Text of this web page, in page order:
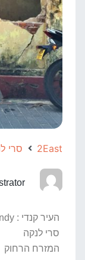
2East סרי
העיר קנדי : Kandy
סרי לנקה
המזרח הרחוק